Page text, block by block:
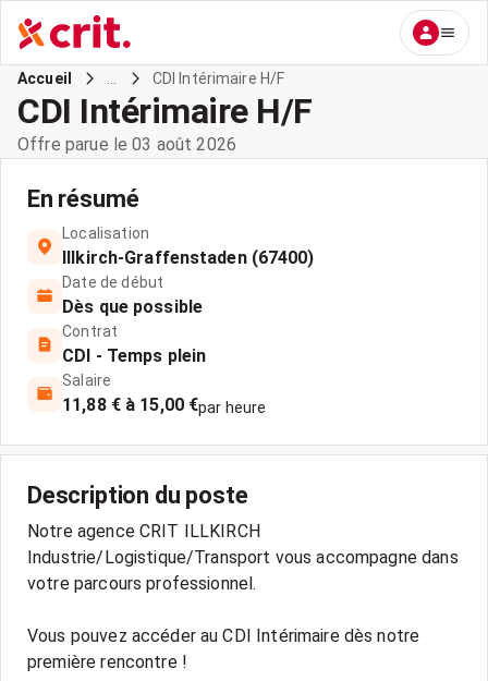
Accueil CDI Intérimaire H/F
CDI Intérimaire H/F
Offre parue le 03 août 2026
En résumé
Localisation
Illkirch-Graffenstaden (67400)
Date de début
Dès que possible
Contrat
CDI - Temps plein
Salaire
11,88 € à 15,00 €par heure
Description du poste
Notre agence CRIT ILLKIRCH
Industrie/Logistique/Transport vous accompagne dans
votre parcours professionnel.
Vous pouvez accéder au CDI Intérimaire dès notre
première rencontre !